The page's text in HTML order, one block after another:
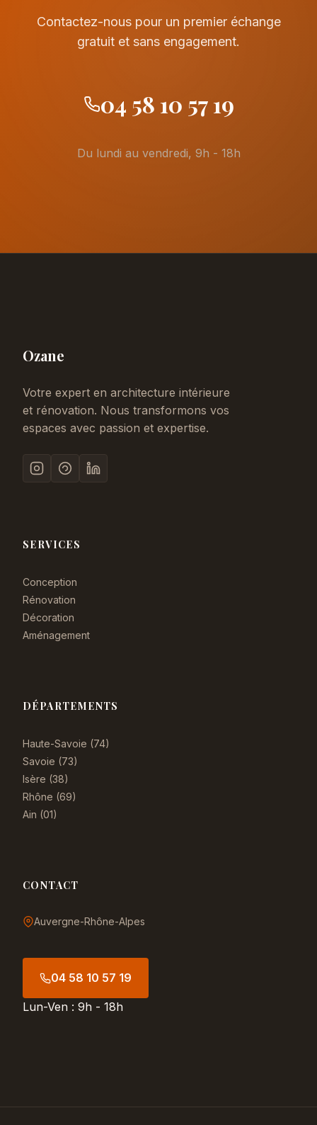
Contactez-nous pour un premier échange
gratuit et sans engagement.
04 58 10 57 19
Du lundi au vendredi, 9h - 18h
Ozane
Votre expert en architecture intérieure
et rénovation. Nous transformons vos
espaces avec passion et expertise.
SERVICES
Conception
Rénovation
Décoration
Aménagement
DÉPARTEMENTS
Haute-Savoie (74)
Savoie (73)
Isère (38)
Rhône (69)
Ain (01)
CONTACT
Auvergne-Rhône-Alpes
04 58 10 57 19
Lun-Ven : 9h - 18h